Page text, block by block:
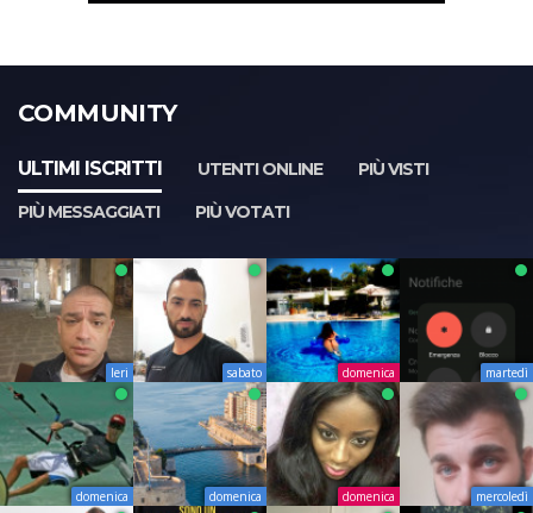
COMMUNITY
ULTIMI ISCRITTI UTENTI ONLINE
PIÙ VISTI
PIÙ MESSAGGIATI
PIÙ VOTATI
Ieri sabato domenica martedì
domenica domenica domenica mercoledì